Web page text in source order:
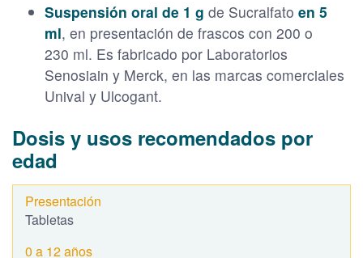
Suspensión oral de 1 g de Sucralfato en 5
ml, en presentación de frascos con 200 o
230 ml. Es fabricado por Laboratorios
Senosiain y Merck, en las marcas comerciales
Unival y Ulcogant.
Dosis y usos recomendados por
edad
Tabletas